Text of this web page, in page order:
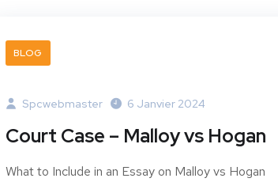
BLOG
Spcwebmaster 6 Janvier 2024
Court Case – Malloy vs Hogan
What to Include in an Essay on Malloy vs Hogan